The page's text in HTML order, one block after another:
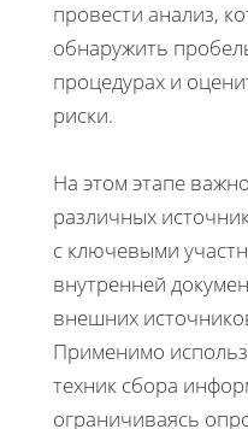
провести анализ,
обнаружить
процедурах и
риски.
На этом этапе
различных
с ключевыми
внутренней
внешних
Применимо
техник сбора
ограничиваясь